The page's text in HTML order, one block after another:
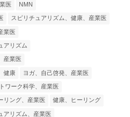
医
NMN
スピリチュアリズム、健康、産業医
業医
アリズム
産業医
健康
ヨガ、自己啓発、産業医
ワーク科学、産業医
リング、産業医
健康、ヒーリング
アリズム、産業医